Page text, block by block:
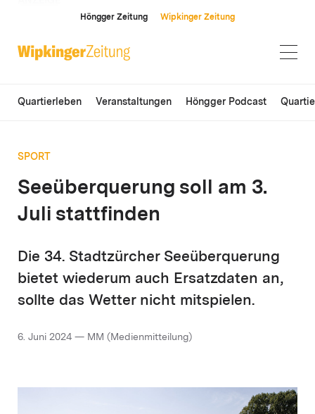
Höngger Zeitung Wipkinger Zeitung
Quartierleben Veranstaltungen Höngger Podcast
SPORT
Seeüberquerung soll am 3.
Juli stattfinden
Die 34. Stadtzürcher Seeüberquerung
bietet wiederum auch Ersatzdaten an,
sollte das Wetter nicht mitspielen.
6. Juni 2024 — MM (Medienmitteilung)